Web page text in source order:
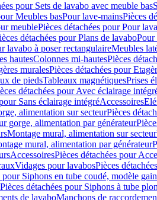
pour Sets de lavabo avec meuble bas
Meubles basPour lave-mainsPièces
meublePièces détachées pour Pour
détachées pour Plans de lavaboPour
lavabo à poser rectangulaireMeubles
hautesColonnes mi-hautesPièces
muralesPièces détachées pour
de piedsTableaux magnétiquesPrises
détachées pour Avec éclairage
Sans éclairage intégréAccessoires
alimentation sur secteurPièces
gorge, alimentation par générateur
Montage mural, alimentation sur secteur
mural, alimentation par générateur
AccessoiresPièces détachées pour
Vidages pour lavabosPièces
pour Siphons en tube coudé, modèle
Pièces détachées pour Siphons à tube
de lavaboManchons de